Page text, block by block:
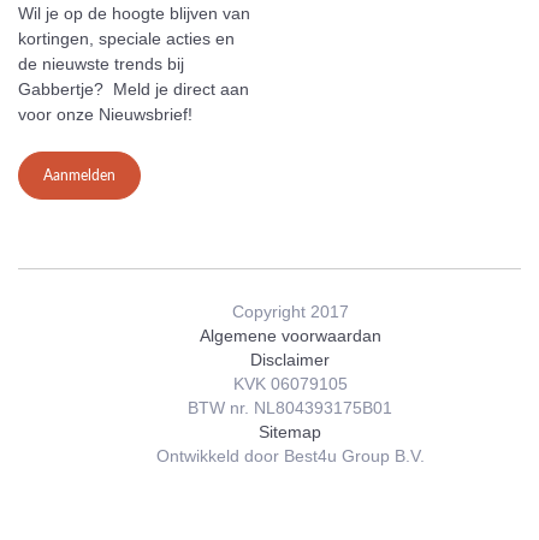
Wil je op de hoogte blijven van
kortingen, speciale acties en
de nieuwste trends bij
Gabbertje? Meld je direct aan
voor onze Nieuwsbrief!
Aanmelden
Copyright 2017
Algemene voorwaardan
Disclaimer
KVK 06079105
BTW nr. NL804393175B01
Sitemap
Ontwikkeld door Best4u Group B.V.